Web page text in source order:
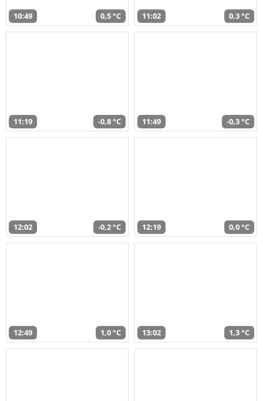
10:49 0,5 °C 11:02 0,3 °C
11:19 -0,8 °C 11:49 -0,3 °C
12:02 -0,2 °C 12:19 0,0 °C
12:49 1,0 °C 13:02 1,3 °C